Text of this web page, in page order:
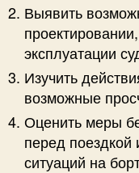
Выявить
эксплуатации
Изучить
возможные
Оценить меры
перед поездкой
ситуаций на